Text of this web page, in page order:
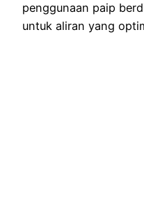
penggunaan paip
untuk aliran yang